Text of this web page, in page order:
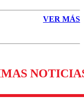
VER MÁS